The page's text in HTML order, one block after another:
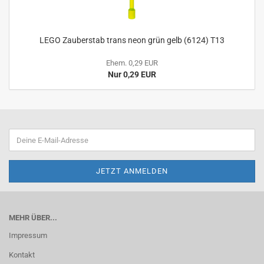
LEGO Zauberstab trans neon grün gelb (6124) T13
Ehem. 0,29 EUR
Nur 0,29 EUR
MEHR ÜBER...
Impressum
Kontakt